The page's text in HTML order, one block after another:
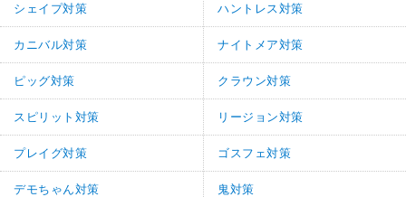
シェイプ対策 ハントレス対策
カニバル対策 ナイトメア対策
ピッグ対策 クラウン対策
スピリット対策 リージョン対策
プレイグ対策 ゴスフェ対策
デモちゃん対策 鬼対策